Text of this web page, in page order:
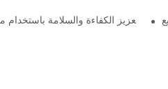
تعزيز الكفاءة والسلامة